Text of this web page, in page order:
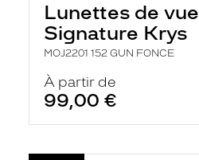
Lunettes de vue
Signature Krys
MOJ2201 152 GUN FONCE
À partir de
99,00 €